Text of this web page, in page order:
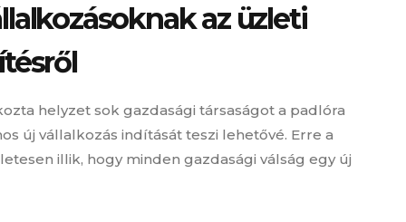
az üzleti
helyzet sok gazdasági társaságot a padlóra
új vállalkozás indítását teszi lehetővé. Erre a
illik, hogy minden gazdasági válság egy új